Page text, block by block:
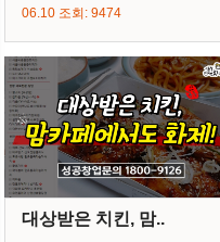
06.10 조회: 9474
대상받은 치킨, 맘..